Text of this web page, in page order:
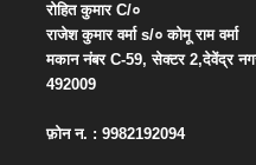
रोहित कुमारC/०
राजेश कुमार वर्माs/० कोमू राम वर्मा
मकान नंबरC-59,सेक्टर2,देवेंद्र
492009
फ़ोन न. : 9982192094